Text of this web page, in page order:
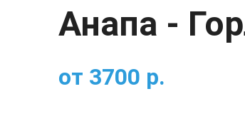
Анапа -
от 3700 р.